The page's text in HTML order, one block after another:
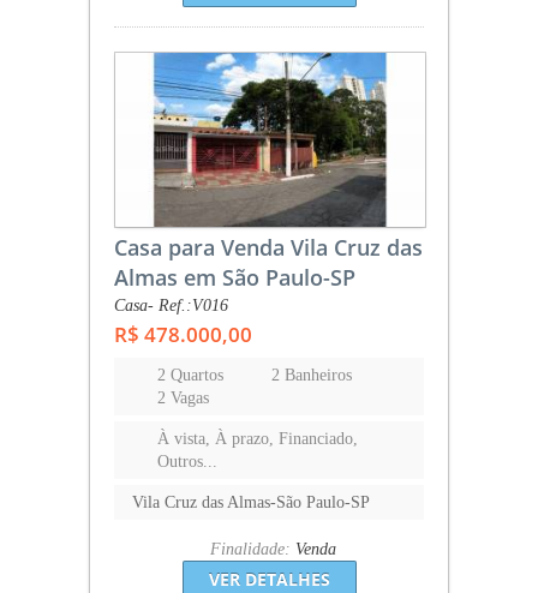
Casa para Venda Vila Cruz das
Almas em São Paulo-SP
Casa- Ref.:V016
R$ 478.000,00
2 Quartos
2 Banheiros
2 Vagas
À vista, À prazo, Financiado,
Outros...
Vila Cruz das Almas-São Paulo-SP
Finalidade: Venda
VER DETALHES